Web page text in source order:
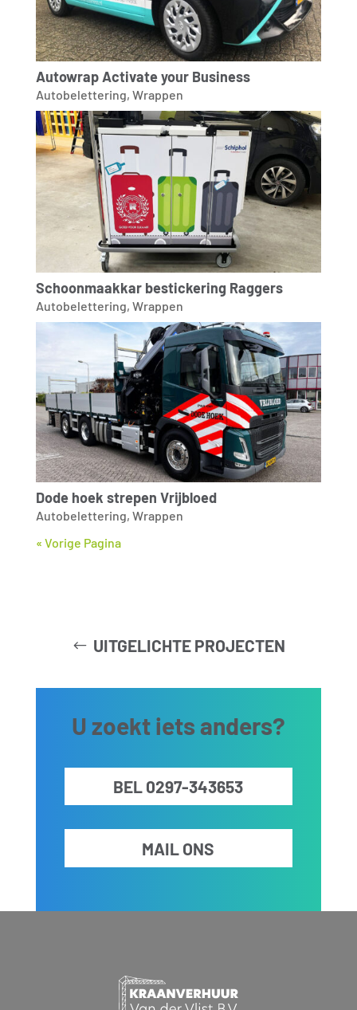
Autowrap Activate your Business
Autobelettering, Wrappen
Schoonmaakkar bestickering Raggers
Autobelettering, Wrappen
Dode hoek strepen Vrijbloed
Autobelettering, Wrappen
« Vorige Pagina
UITGELICHTE PROJECTEN
U zoekt iets anders?
BEL 0297-343653
MAIL ONS